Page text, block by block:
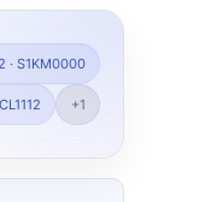
· S1KM0000
+1